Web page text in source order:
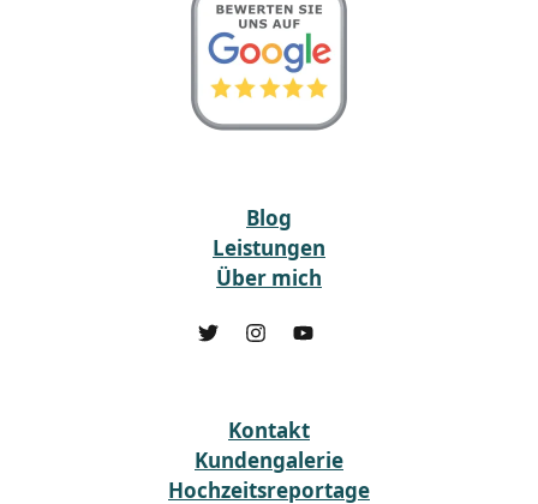
Blog
Leistungen
Über mich
Kontakt
Kundengalerie
Hochzeitsreportage